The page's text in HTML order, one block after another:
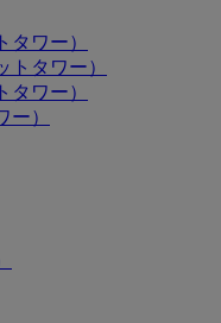
タワー）
トタワー）
ワー）
）